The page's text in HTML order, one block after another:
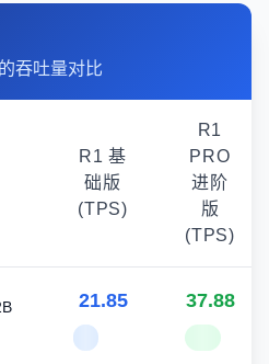
吞吐量对比
R1 基
础版
(TPS)
R1
PRO
进阶
版
(TPS)
21.85 37.88